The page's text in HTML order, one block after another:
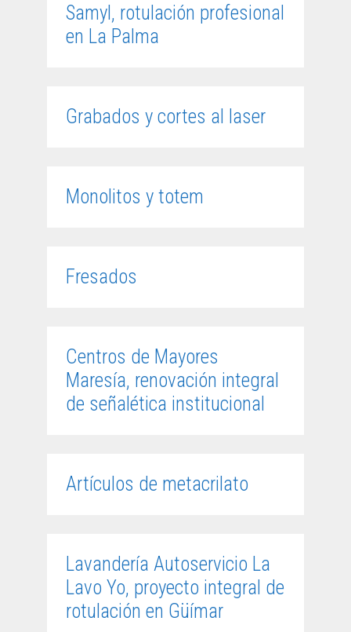
Samyl, rotulación profesional
en La Palma
Grabados y cortes al laser
Monolitos y totem
Fresados
Centros de Mayores
Maresía, renovación integral
de señalética institucional
Artículos de metacrilato
Lavandería Autoservicio La
Lavo Yo, proyecto integral de
rotulación en Güímar